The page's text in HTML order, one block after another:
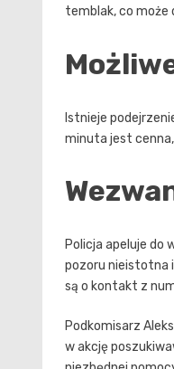
temblak, co może
Istnieje
minuta jest
Policja apeluje do
pozoru nieistotna
są o kontakt z
Podkomisarz
w akcję